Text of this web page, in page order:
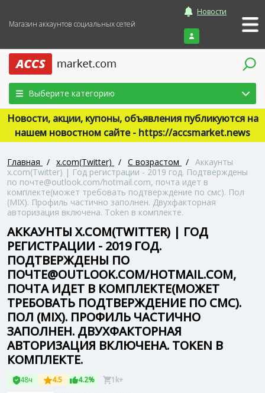
Магазин аккаунтов социальных сетей
Новости
Войти
Выберите категорию
Новости, акции, купоны, объявления публикуются на
нашем новостном сайте - https://accsmarket.news
Главная / x.com(Twitter) / С возрастом / Аккаунты
x.com(Twitter) | Год регистрации - 2019 год. Подтверждены
по почте@outlook.com/hotmail.com, почта идет в
комплекте(может требовать подтверждение по смс). Пол
(MIX). Профиль частично заполнен. Двухфакторная
авторизация включена. Token в комплекте.
АККАУНТЫ X.COM(TWITTER) | ГОД
РЕГИСТРАЦИИ - 2019 ГОД.
ПОДТВЕРЖДЕНЫ ПО
ПОЧТЕ@OUTLOOK.COM/HOTMAIL.COM,
ПОЧТА ИДЕТ В КОМПЛЕКТЕ(МОЖЕТ
ТРЕБОВАТЬ ПОДТВЕРЖДЕНИЕ ПО СМС).
ПОЛ (MIX). ПРОФИЛЬ ЧАСТИЧНО
ЗАПОЛНЕН. ДВУХФАКТОРНАЯ
АВТОРИЗАЦИЯ ВКЛЮЧЕНА. TOKEN В
КОМПЛЕКТЕ.
48ч 4.5 4.2% 1k+